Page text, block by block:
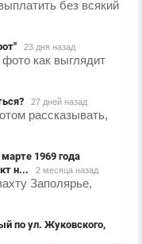
без всякий
23 дня назад
как выглядит
27 дней назад
рассказывать,
1969 года
н...
2 месяца назад
Заполярье,
по ул. Жуковского,